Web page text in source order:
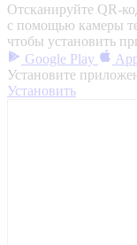
Отсканируйте QR-
с помощью камеры
чтобы установить
Google Play
Установите
Установить